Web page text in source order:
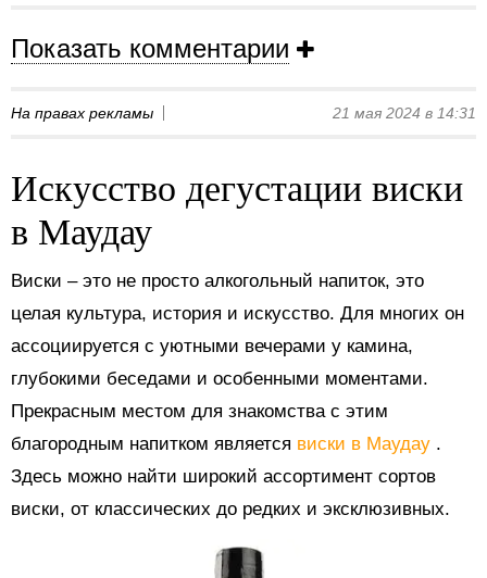
Показать комментарии
На правах рекламы 21 мая 2024 в 14:31
Искусство дегустации виски
в Маудау
Виски – это не просто алкогольный напиток, это
целая культура, история и искусство. Для многих он
ассоциируется с уютными вечерами у камина,
глубокими беседами и особенными моментами.
Прекрасным местом для знакомства с этим
благородным напитком является виски в Маудау .
Здесь можно найти широкий ассортимент сортов
виски, от классических до редких и эксклюзивных.